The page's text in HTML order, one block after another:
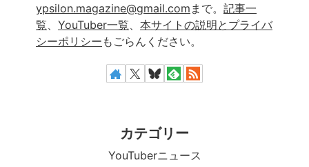
ypsilon.magazine@gmail.com まで。 記事一
覧、 YouTuber一覧、 本サイトの説明とプライバ
シーポリシー もごらんください。
カテゴリー
YouTuberニュース